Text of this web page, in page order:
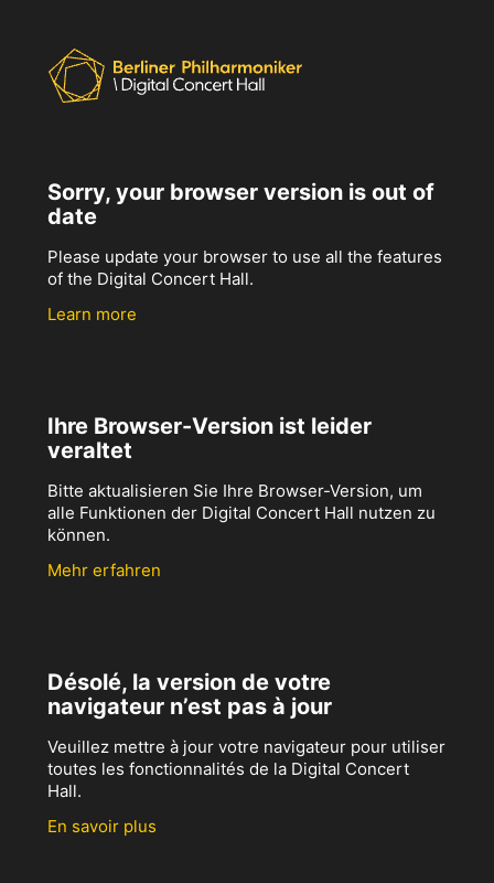
Sorry, your browser version is out of
date
Please update your browser to use all the features
of the Digital Concert Hall.
Learn more
Ihre Browser-Version ist leider
veraltet
Bitte aktualisieren Sie Ihre Browser-Version, um
alle Funktionen der Digital Concert Hall nutzen zu
können.
Mehr erfahren
Désolé, la version de votre
navigateur n’est pas à jour
Veuillez mettre à jour votre navigateur pour utiliser
toutes les fonctionnalités de la Digital Concert
Hall.
En savoir plus